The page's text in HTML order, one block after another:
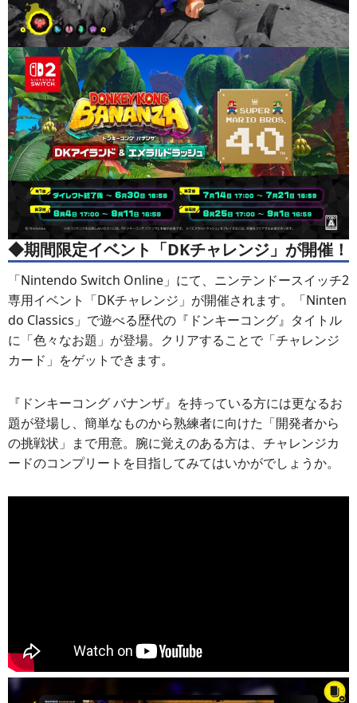
◆期間限定イベント「DKチャレンジ」が開催！
「Nintendo Switch Online」にて、ニンテンドースイッチ2
専用イベント「DKチャレンジ」が開催されます。「Ninten
do Classics」で遊べる歴代の『ドンキーコング』タイトル
に「色々なお題」が登場。クリアすることで「チャレンジ
カード」をゲットできます。
『ドンキーコング バナンザ』を持っている方には更なるお
題が登場し、簡単なものから熟練者に向けた「開発者から
の挑戦状」まで用意。腕に覚えのある方は、チャレンジカ
ードのコンプリートを目指してみてはいかがでしょうか。